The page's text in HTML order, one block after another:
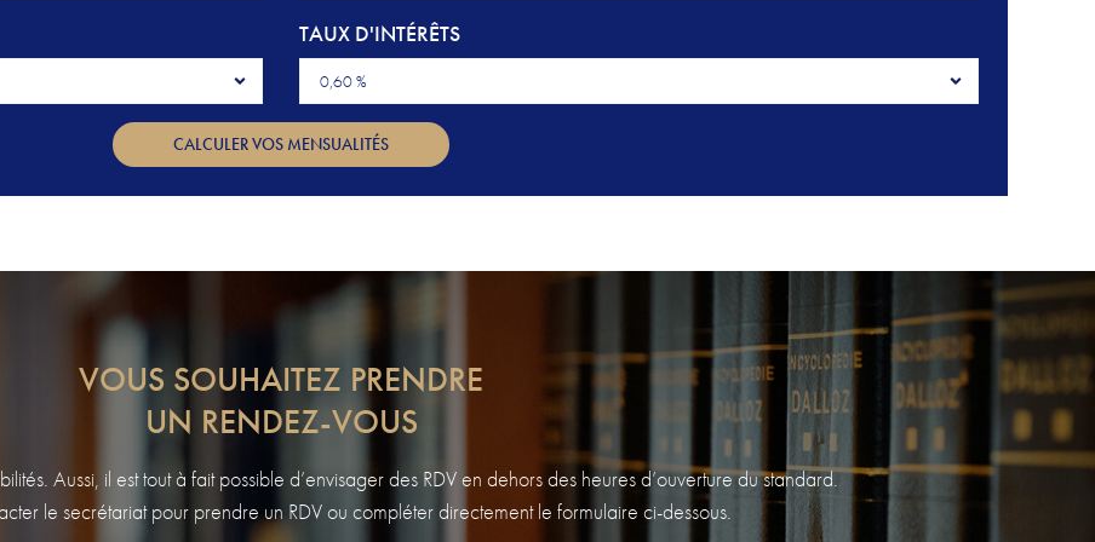
TAUX D'INTÉRÊTS
0,60 %
CALCULER VOS MENSUALITÉS
VOUS SOUHAITEZ PRENDRE
UN RENDEZ-VOUS
Aussi, il est tout à fait possible d’envisager des RDV en dehors des heures d’ouverture du standard.
le secrétariat pour prendre un RDV ou compléter directement le formulaire ci-dessous.
CONTACT & HORAIRES